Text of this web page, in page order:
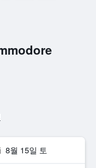
8월 15일 토